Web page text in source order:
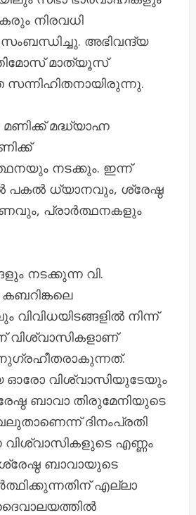
നിരവധി
അഭിവന്ദ്യ
മാത്യൂസ്
സന്നിഹിതനായിരുന്നു.
മണിക്ക് മദ്ധ്യാഹ്ന
നടക്കും. ഇന്ന്
പകൽ ധ്യാനവും, ശ്രേഷ്ഠ
പ്രാർത്ഥനകളും
നടക്കുന്ന വി.
വിവിധയിടങ്ങളിൽ നിന്ന്
വിശ്വാസികളാണ്
ഓരോ വിശ്വാസിയുടേയും
ബാവാ തിരുമേനിയുടെ
ദിനംപ്രതി
വിശ്വാസികളുടെ എണ്ണം
ബാവായുടെ
എല്ലാ